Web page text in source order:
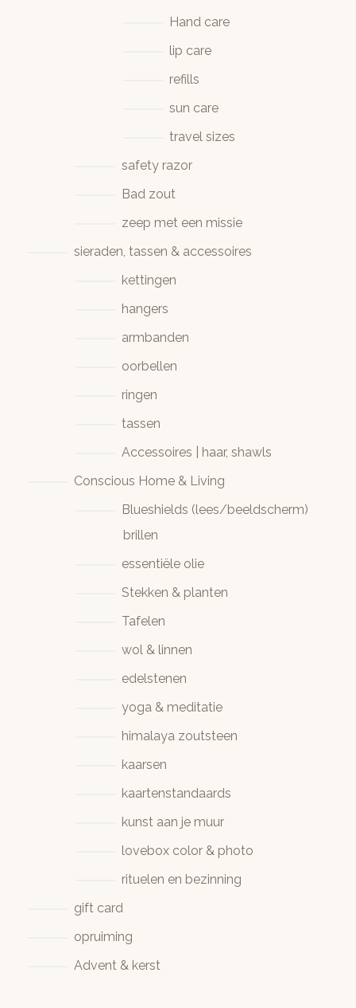
Hand care
lip care
refills
sun care
travel sizes
safety razor
Bad zout
zeep met een missie
sieraden, tassen & accessoires
kettingen
hangers
armbanden
oorbellen
ringen
tassen
Accessoires | haar, shawls
Conscious Home & Living
Blueshields (lees/beeldscherm)
brillen
essentiële olie
Stekken & planten
Tafelen
wol & linnen
edelstenen
yoga & meditatie
himalaya zoutsteen
kaarsen
kaartenstandaards
kunst aan je muur
lovebox color & photo
rituelen en bezinning
gift card
opruiming
Advent & kerst